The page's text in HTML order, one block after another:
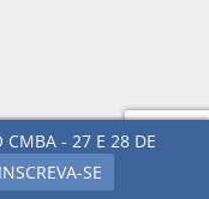
CMBA - 27 E 28 DE
INSCREVA-SE